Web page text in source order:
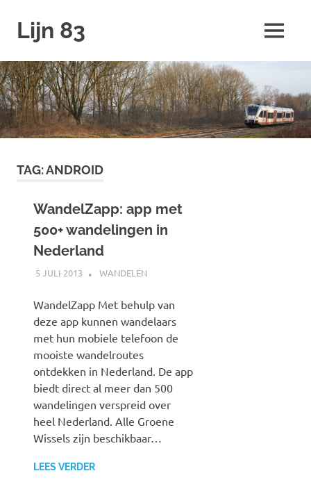
naar
inhoud
Lijn 83 MENU
TAG:ANDROID
WandelZapp: app met
500+ wandelingen in
Nederland
5 JULI 2013 JOHAN
WANDELEN
WandelZapp Met behulp van
deze app kunnen wandelaars
met hun mobiele telefoon de
mooiste wandelroutes
ontdekken in Nederland. De app
biedt direct al meer dan 500
wandelingen verspreid over
heel Nederland. Alle Groene
Wissels zijn beschikbaar…
LEES VERDER